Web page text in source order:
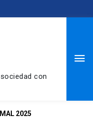
con
2025